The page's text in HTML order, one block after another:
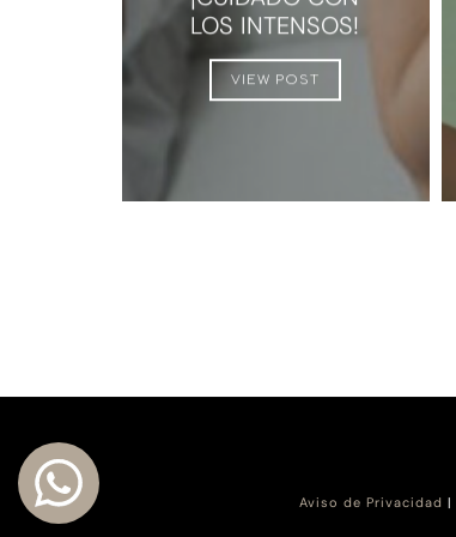
LOS INTENSOS!
VIEW POST
Aviso de Privacidad |